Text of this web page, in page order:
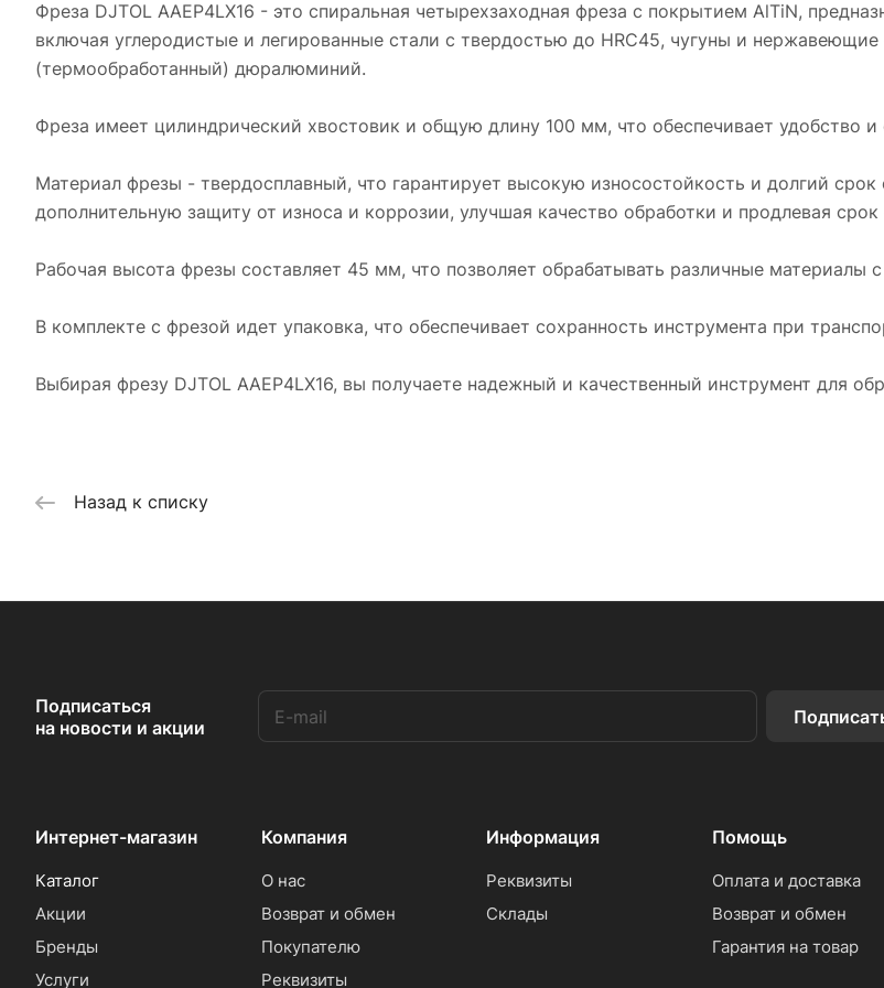
Фреза DJTOL AAEP4LX16 - это спиральная четырехзаходная фреза с покрытием AlTiN,
включая углеродистые и легированные стали с твердостью до HRC45, чугуны и
(термообработанный) дюралюминий.
Фреза имеет цилиндрический хвостовик и общую длину 100 мм, что обеспечивает удобство и
Материал фрезы - твердосплавный, что гарантирует высокую износостойкость и долгий
дополнительную защиту от износа и коррозии, улучшая качество обработки и продлевая
Рабочая высота фрезы составляет 45 мм, что позволяет обрабатывать различные материалы
В комплекте с фрезой идет упаковка, что обеспечивает сохранность инструмента при
Выбирая фрезу DJTOL AAEP4LX16, вы получаете надежный и качественный инструмент для
Назад к списку
Подписаться
на новости и акции
Интернет-магазин
Каталог
Акции
Бренды
Услуги
Компания
О нас
Возврат и обмен
Покупателю
Реквизиты
Информация
Реквизиты
Склады
Помощь
Оплата и доставка
Возврат и обмен
Гарантия на товар